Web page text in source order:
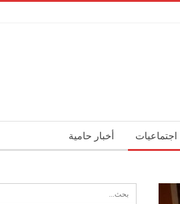
اجتماعيات أخبار حامية